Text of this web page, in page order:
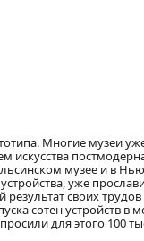
Многие музеи
искусства
музее и в
уже
результат своих
сотен устройств
для этого 100